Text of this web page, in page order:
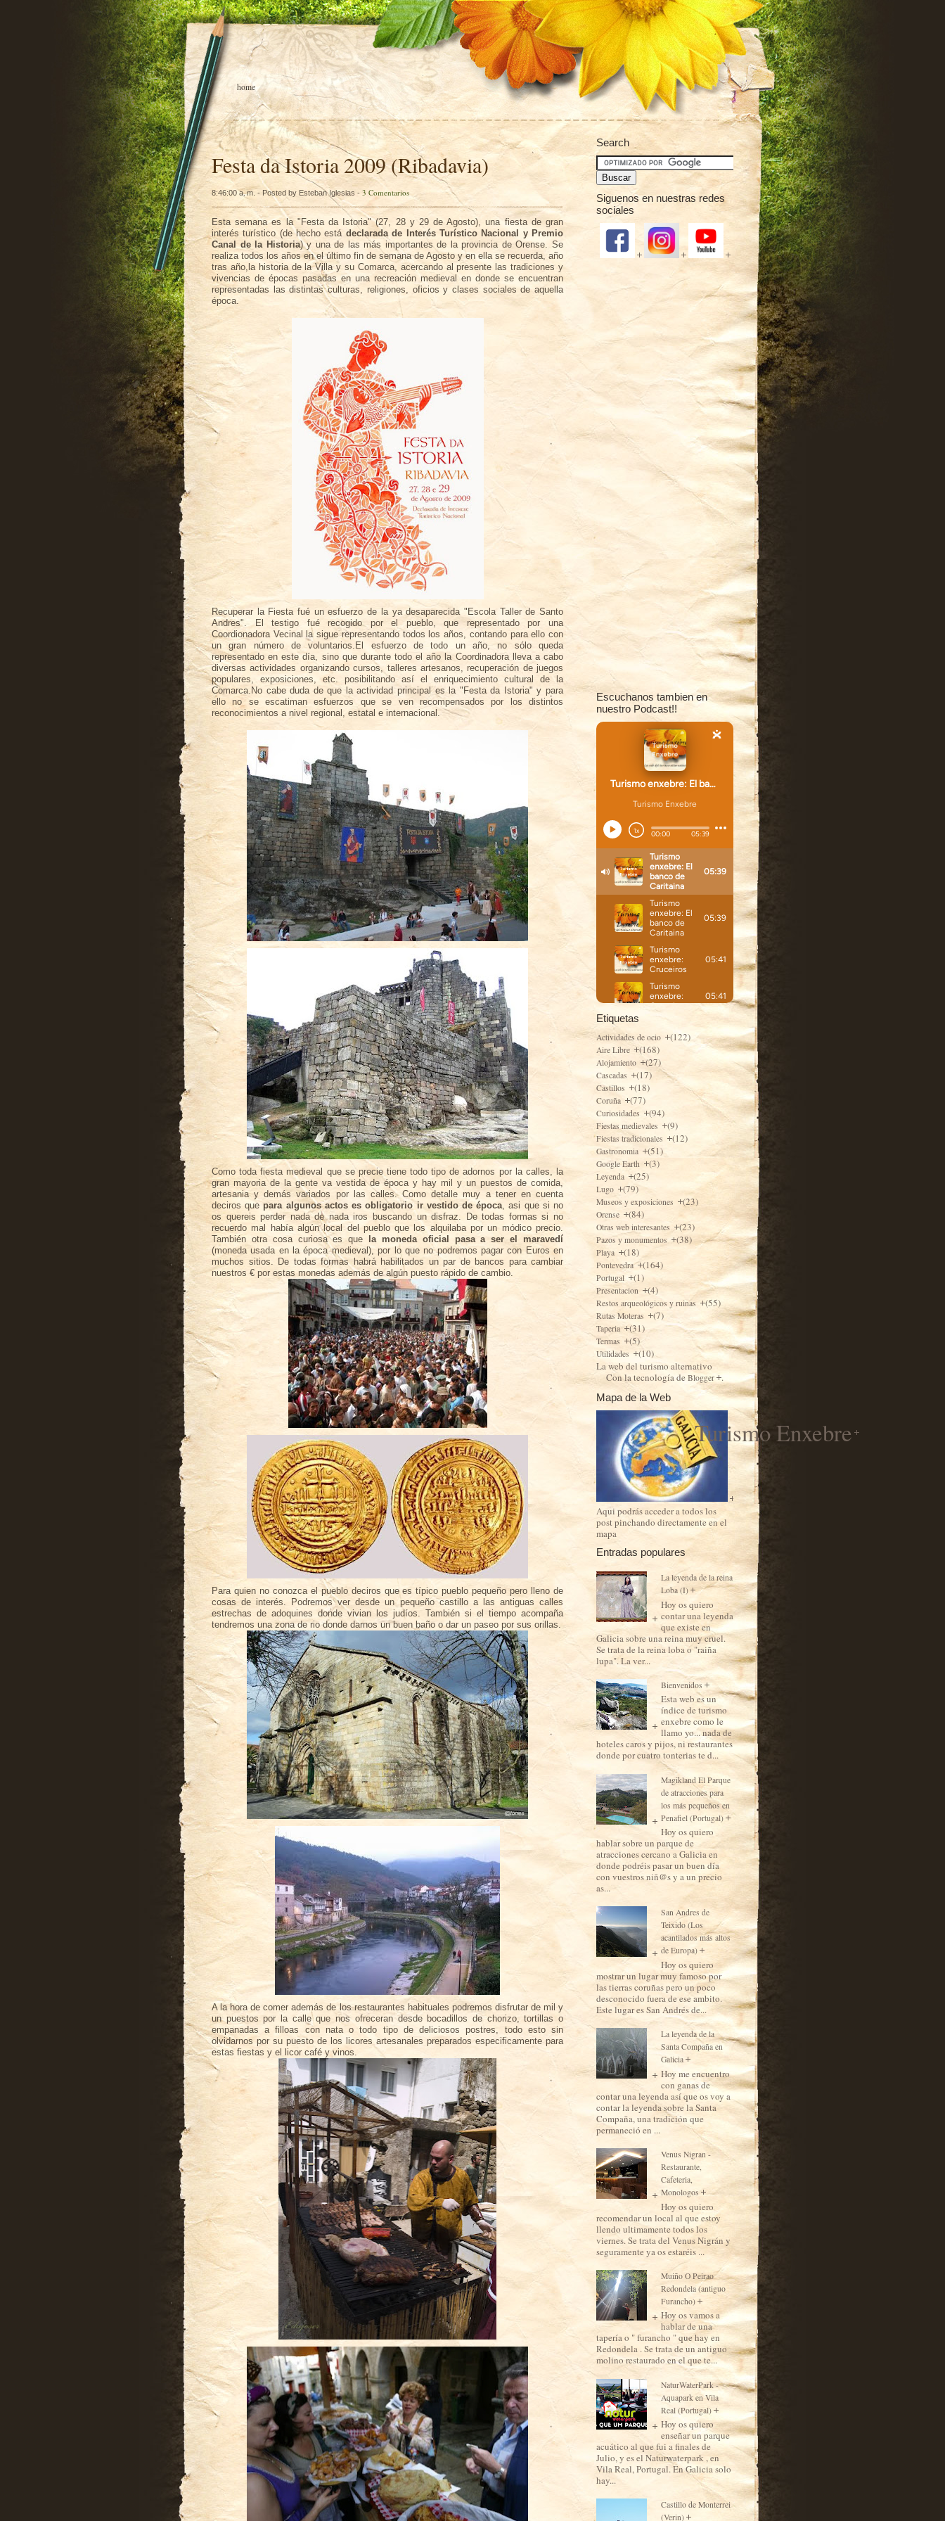
home
Festa da Istoria 2009 (Ribadavia)
8:46:00 a. m. - Posted by Esteban Iglesias - 3 Comentarios
Esta semana es la "Festa da Istoria" (27, 28 y 29 de Agosto), una fiesta de gran
interés turístico (de hecho está declarada de Interés Turístico Nacional y Premio
Canal de la Historia) y una de las más importantes de la provincia de Orense. Se
realiza todos los años en el último fin de semana de Agosto y en ella se recuerda, año
tras año,la historia de la Villa y su Comarca, acercando al presente las tradiciones y
vivencias de épocas pasadas en una recreación medieval en donde se encuentran
representadas las distintas culturas, religiones, oficios y clases sociales de aquella
época.
Recuperar la Fiesta fué un esfuerzo de la ya desaparecida "Escola Taller de Santo
Andres". El testigo fué recogido por el pueblo, que representado por una
Coordionadora Vecinal la sigue representando todos los años, contando para ello con
un gran número de voluntarios.El esfuerzo de todo un año, no sólo queda
representado en este día, sino que durante todo el año la Coordinadora lleva a cabo
diversas actividades organizando cursos, talleres artesanos, recuperación de juegos
populares, exposiciones, etc. posibilitando así el enriquecimiento cultural de la
Comarca.No cabe duda de que la actividad principal es la "Festa da Istoria" y para
ello no se escatiman esfuerzos que se ven recompensados por los distintos
reconocimientos a nivel regional, estatal e internacional.
Como toda fiesta medieval que se precie tiene todo tipo de adornos por la calles, la
gran mayoria de la gente va vestida de época y hay mil y un puestos de comida,
artesania y demás variados por las calles. Como detalle muy a tener en cuenta
deciros que para algunos actos es obligatorio ir vestido de época, asi que si no
os quereis perder nada de nada iros buscando un disfraz. De todas formas si no
recuerdo mal había algún local del pueblo que los alquilaba por un módico precio.
También otra cosa curiosa es que la moneda oficial pasa a ser el maravedí
(moneda usada en la época medieval), por lo que no podremos pagar con Euros en
muchos sitios. De todas formas habrá habilitados un par de bancos para cambiar
nuestros € por estas monedas además de algún puesto rápido de cambio.
Para quien no conozca el pueblo deciros que es típico pueblo pequeño pero lleno de
cosas de interés. Podremos ver desde un pequeño castillo a las antiguas calles
estrechas de adoquines donde vivian los judíos. También si el tiempo acompaña
tendremos una zona de rio donde darnos un buen baño o dar un paseo por sus orillas.
A la hora de comer además de los restaurantes habituales podremos disfrutar de mil y
un puestos por la calle que nos ofreceran desde bocadillos de chorizo, tortillas o
empanadas a filloas con nata o todo tipo de deliciosos postres, todo esto sin
olvidarnos por su puesto de los licores artesanales preparados especificamente para
estas fiestas y el licor café y vinos.
Search
Siguenos en nuestras redes
sociales
Escuchanos tambien en
nuestro Podcast!!
Etiquetas
Actividades de ocio (122)
Aire Libre (168)
Alojamiento (27)
Cascadas (17)
Castillos (18)
Coruña (77)
Curiosidades (94)
Fiestas medievales (9)
Fiestas tradicionales (12)
Gastronomia (51)
Google Earth (3)
Leyenda (25)
Lugo (79)
Museos y exposiciones (23)
Orense (84)
Otras web interesantes (23)
Pazos y monumentos (38)
Playa (18)
Pontevedra (164)
Portugal (1)
Presentacion (4)
Restos arqueológicos y ruinas (55)
Rutas Moteras (7)
Taperia (31)
Termas (5)
Utilidades (10)
Turismo Enxebre
La web del turismo alternativo
Con la tecnología de Blogger .
Mapa de la Web
Aqui podrás acceder a todos los
post pinchando directamente en el
mapa
Entradas populares
La leyenda de la reina
Loba (I)
Hoy os quiero
contar una leyenda
que existe en
Galicia sobre una reina muy cruel.
Se trata de la reina loba o "raiña
lupa". La ver...
Bienvenidos
Esta web es un
índice de turismo
enxebre como le
llamo yo... nada de
hoteles caros y pijos, ni restaurantes
donde por cuatro tonterias te d...
Magikland El Parque
de atracciones para
los más pequeños en
Penafiel (Portugal)
Hoy os quiero
hablar sobre un parque de
atracciones cercano a Galicia en
donde podréis pasar un buen día
con vuestros niñ@s y a un precio
as...
San Andres de
Teixido (Los
acantilados más altos
de Europa)
Hoy os quiero
mostrar un lugar muy famoso por
las tierras coruñas pero un poco
desconocido fuera de ese ambito.
Este lugar es San Andrés de...
La leyenda de la
Santa Compaña en
Galicia
Hoy me encuentro
con ganas de
contar una leyenda así que os voy a
contar la leyenda sobre la Santa
Compaña, una tradición que
permaneció en ...
Venus Nigran -
Restaurante,
Cafeteria,
Monologos
Hoy os quiero
recomendar un local al que estoy
llendo ultimamente todos los
viernes. Se trata del Venus Nigrán y
seguramente ya os estaréis ...
Muiño O Peirao
Redondela (antiguo
Furancho)
Hoy os vamos a
hablar de una
tapería o " furancho " que hay en
Redondela . Se trata de un antiguo
molino restaurado en el que te...
NaturWaterPark -
Aquapark en Vila
Real (Portugal)
Hoy os quiero
enseñar un parque
acuático al que fui a finales de
Julio, y es el Naturwaterpark , en
Vila Real, Portugal. En Galicia solo
hay...
Castillo de Monterrei
(Verin)